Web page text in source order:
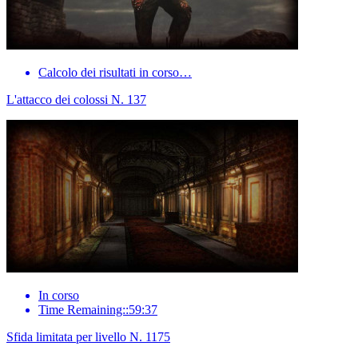
Calcolo dei risultati in corso…
L'attacco dei colossi N. 137
In corso
Time Remaining::59:37
Sfida limitata per livello N. 1175